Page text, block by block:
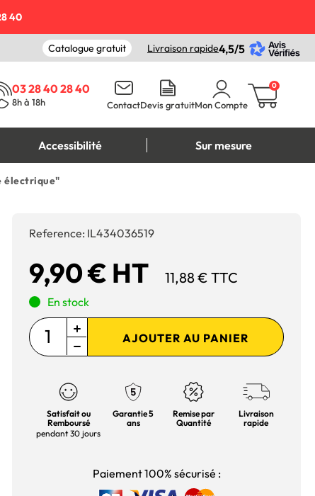
40
Catalogue gratuit Livraison rapide4,5/5
03 28 40 28 40
8h à 18h ContactDevis gratuitMon Compte
0
Accessibilité Sur mesure
électrique"
Reference: IL434036519
9,90 € HT 11,88 € TTC
En stock
AJOUTER AU PANIER
Satisfait ou
Remboursé
pendant 30 jours
Garantie 5
ans
Remise par
Quantité
Livraison
rapide
Paiement 100% sécurisé :